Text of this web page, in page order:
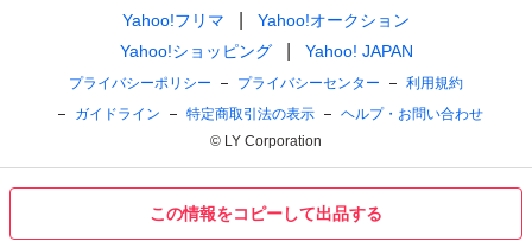
この情報をコピーして出品する
Yahoo!フリマ
Yahoo!オークション
Yahoo!ショッピング
Yahoo! JAPAN
プライバシーポリシー プライバシーセンター
利用規約
ガイドライン
特定商取引法の表示
ヘルプ・お問い合わせ
© LY Corporation